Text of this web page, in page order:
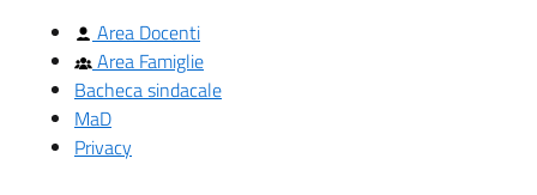
Area Docenti
Area Famiglie
Bacheca sindacale
MaD
Privacy